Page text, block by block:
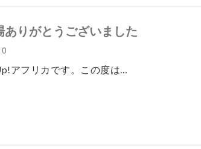
りがとうございました
アフリカです。この度は…